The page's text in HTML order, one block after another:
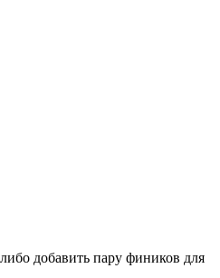
добавить пару фиников для